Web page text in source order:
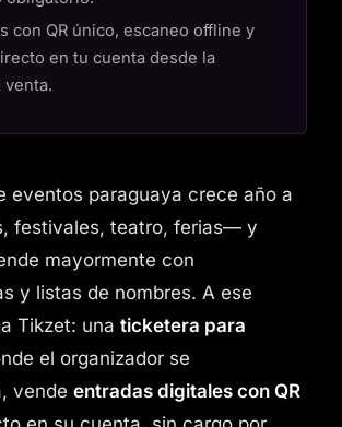
con QR único, escaneo offline y
en tu cuenta desde la
venta.
eventos paraguaya crece año a
festivales, teatro, ferias— y
mayormente con
y listas de nombres. A ese
Tikzet: una ticketera para
el organizador se
vende entradas digitales con QR